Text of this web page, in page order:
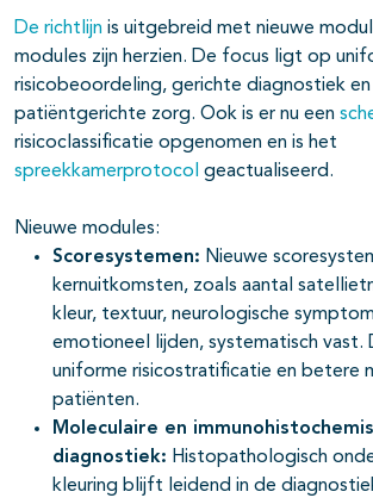
De richtlijn is uitgebreid met nieuwe
modules zijn herzien. De focus ligt op
risicobeoordeling, gerichte diagnostiek en
patiëntgerichte zorg. Ook is er nu een
risicoclassificatie opgenomen en is het
spreekkamerprotocol geactualiseerd.
Nieuwe modules:
Scoresystemen: Nieuwe
kernuitkomsten, zoals aantal
kleur, textuur, neurologische
emotioneel lijden, systematisch vast.
uniforme risicostratificatie en betere
patiënten.
Moleculaire en
diagnostiek: Histopathologisch
kleuring blijft leidend in de